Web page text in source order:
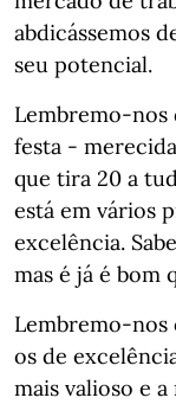
abdicássemos
seu potencial.
Lembremo-nos
festa -
que tira 20 a
está em vários
excelência.
mas é já é bom
Lembremo-nos
os de
mais valioso e